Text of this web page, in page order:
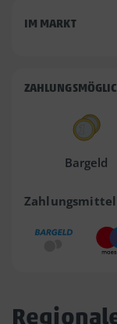
IM MARKT
Bargeld
Zahlungsmittel